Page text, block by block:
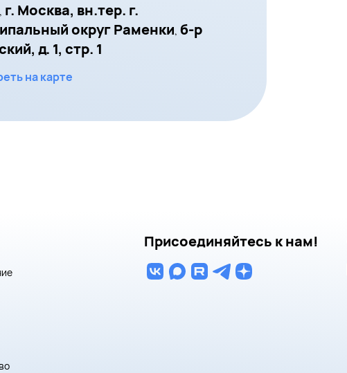
, г. Москва, вн.тер. г.
округ Раменки, б-р
д. 1, стр. 1
на карте
Присоединяйтесь к нам!